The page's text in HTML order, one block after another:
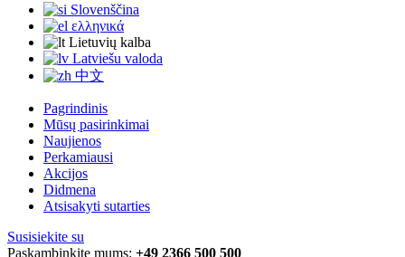
Slovenščina
ελληνικά
Lietuvių kalba
Latviešu valoda
中文
Pagrindinis
Mūsų pasirinkimai
Naujienos
Perkamiausi
Akcijos
Didmena
Atsisakyti sutarties
Susisiekite su
Paskambinkite mums: +49 2366 500 500